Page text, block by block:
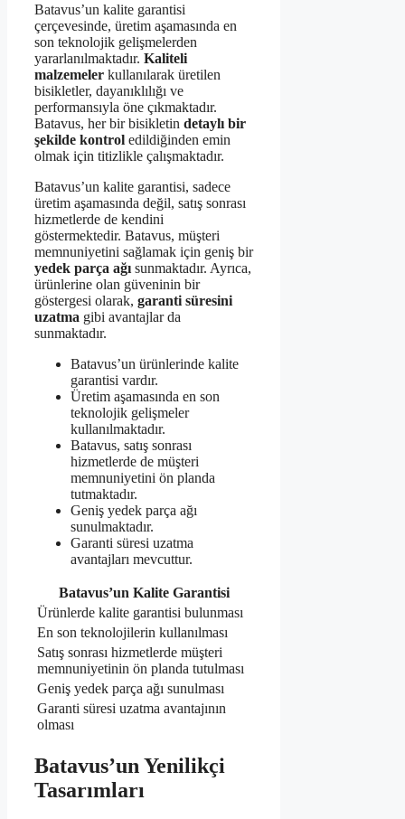
Batavus’un kalite garantisi
çerçevesinde, üretim aşamasında en
son teknolojik gelişmelerden
yararlanılmaktadır. Kaliteli
malzemeler kullanılarak üretilen
bisikletler, dayanıklılığı ve
performansıyla öne çıkmaktadır.
Batavus, her bir bisikletin detaylı bir
şekilde kontrol edildiğinden emin
olmak için titizlikle çalışmaktadır.
Batavus’un kalite garantisi, sadece
üretim aşamasında değil, satış sonrası
hizmetlerde de kendini
göstermektedir. Batavus, müşteri
memnuniyetini sağlamak için geniş bir
yedek parça ağı sunmaktadır. Ayrıca,
ürünlerine olan güveninin bir
göstergesi olarak, garanti süresini
uzatma gibi avantajlar da
sunmaktadır.
Batavus’un ürünlerinde kalite
garantisi vardır.
Üretim aşamasında en son
teknolojik gelişmeler
kullanılmaktadır.
Batavus, satış sonrası
hizmetlerde de müşteri
memnuniyetini ön planda
tutmaktadır.
Geniş yedek parça ağı
sunulmaktadır.
Garanti süresi uzatma
avantajları mevcuttur.
Batavus’un Kalite Garantisi
Ürünlerde kalite garantisi bulunması
En son teknolojilerin kullanılması
Satış sonrası hizmetlerde müşteri
memnuniyetinin ön planda tutulması
Geniş yedek parça ağı sunulması
Garanti süresi uzatma avantajının
olması
Batavus’un Yenilikçi
Tasarımları